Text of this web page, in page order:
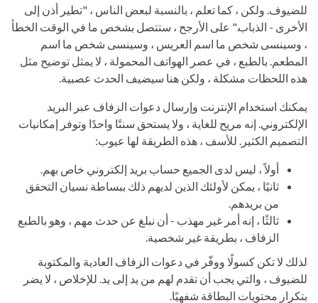
للضيوف. ولكن ، كما تعلم ، بالنسبة لبعض الناس ، "تطير أذن إلى
الأخرى - الذباب." على الأرجح ، ستتصل بشخص ما في الوقت الخطأ
، وسينسى شخص ما اسم العريس ، وسينسى شخص ما اسم
المطعم. بالطبع ، في عصر الهواتف المحمولة ، لا يمثل توضيح مثل
هذه اللحظات مشكلة ، ولكن هنا سيضيف الحدث عصبية.
يمكنك استخدام الإنترنت وإرسال دعوات الزفاف عبر البريد
الإلكتروني. إنه مريح للغاية ، ولا يستحق سنتًا واحدًا وتوفر إمكانيات
التصميم الكثير. للأسف ، هذه الطريقة لها عيوب:
أولاً ، ليس لدى الجميع حساب بريد إلكتروني خاص بهم.
ثانيًا ، يمكن لأولئك الذين لديهم ذلك ببساطة نسيان التحقق
من بريدهم.
ثالثًا ، إنه أمر غير مهذب - أن نبلغ عن حدث مهم ، وهو بالطبع
الزفاف ، بطريقة غير شخصية.
لذلك لا تكن كسولًا ووفّر في دعوات الزفاف العادية والمكتوبة
للضيوف ، والتي يجب أن تقدم لهم من يد إلى يد. للإخلاص ، لا يضر
بتكرار محتويات البطاقة شفهيًا.